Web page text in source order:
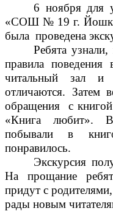
6 ноября для
«СОШ № 19 г.
была проведена
Ребята
правила
читальный зал и
отличаются. Затем
обращения с книгой
«Книга любит».
побывали в
понравилось.
Экскурсия
На прощание
придут с
рады новым